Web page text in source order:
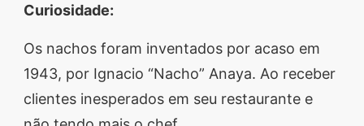
Curiosidade:
Os nachos foram inventados por acaso em
1943, por Ignacio “Nacho” Anaya. Ao receber
clientes inesperados em seu restaurante e